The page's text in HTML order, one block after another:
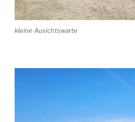
kleine Ausichtswarte